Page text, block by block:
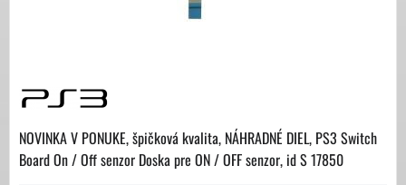
NOVINKA V PONUKE, špičková kvalita, NÁHRADNÉ DIEL, PS3 Switch
Board On / Off senzor Doska pre ON / OFF senzor, id S 17850